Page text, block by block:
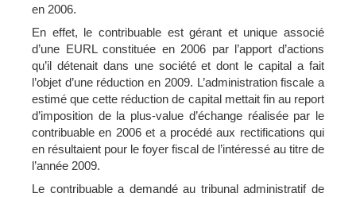
en 2006.
En effet, le contribuable est gérant et unique associé
d’une EURL constituée en 2006 par l’apport d’actions
qu’il détenait dans une société et dont le capital a fait
l’objet d’une réduction en 2009. L’administration fiscale a
estimé que cette réduction de capital mettait fin au report
d’imposition de la plus-value d’échange réalisée par le
contribuable en 2006 et a procédé aux rectifications qui
en résultaient pour le foyer fiscal de l’intéressé au titre de
l’année 2009.
Le contribuable a demandé au tribunal administratif de